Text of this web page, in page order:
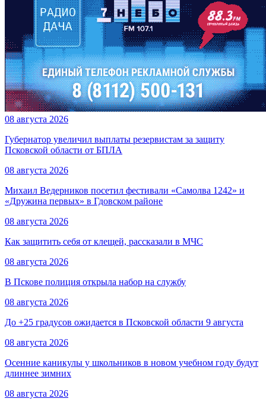
08 августа 2026
Губернатор увеличил выплаты резервистам за защиту
Псковской области от БПЛА
08 августа 2026
Михаил Ведерников посетил фестивали «Самолва 1242» и
«Дружина первых» в Гдовском районе
08 августа 2026
Как защитить себя от клещей, рассказали в МЧС
08 августа 2026
В Пскове полиция открыла набор на службу
08 августа 2026
До +25 градусов ожидается в Псковской области 9 августа
08 августа 2026
Осенние каникулы у школьников в новом учебном году будут
длиннее зимних
08 августа 2026